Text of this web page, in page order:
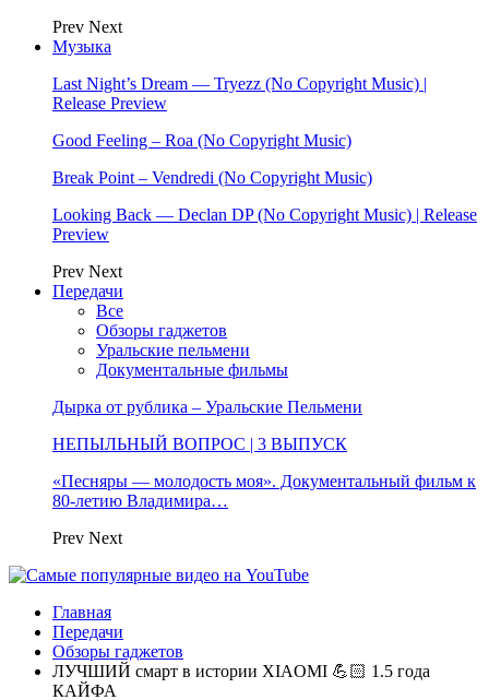
Prev Next
Музыка
Last Night’s Dream — Tryezz (No Copyright Music) |
Release Preview
Good Feeling – Roa (No Copyright Music)
Break Point – Vendredi (No Copyright Music)
Looking Back — Declan DP (No Copyright Music) | Release
Preview
Prev Next
Передачи
Все
Обзоры гаджетов
Уральские пельмени
Документальные фильмы
Дырка от рублика – Уральские Пельмени
НЕПЫЛЬНЫЙ ВОПРОС | 3 ВЫПУСК
«Песняры — молодость моя». Документальный фильм к
80-летию Владимира…
Prev Next
Главная
Передачи
Обзоры гаджетов
ЛУЧШИЙ смарт в истории XIAOMI 💪🏻 1.5 года
КАЙФА